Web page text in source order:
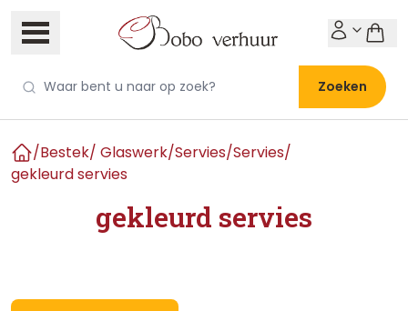
Zoeken
Home
/Bestek/ Glaswerk/Servies/Servies/
gekleurd servies
gekleurd servies